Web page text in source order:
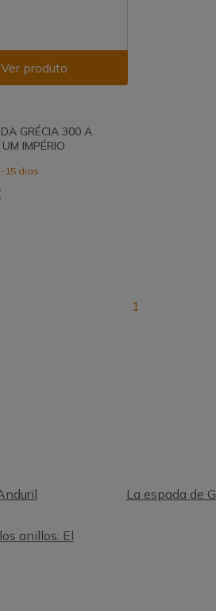
Ver produto
GRÉCIA 300 A
IMPÉRIO
15 dias
1
La espada de
anillos: El